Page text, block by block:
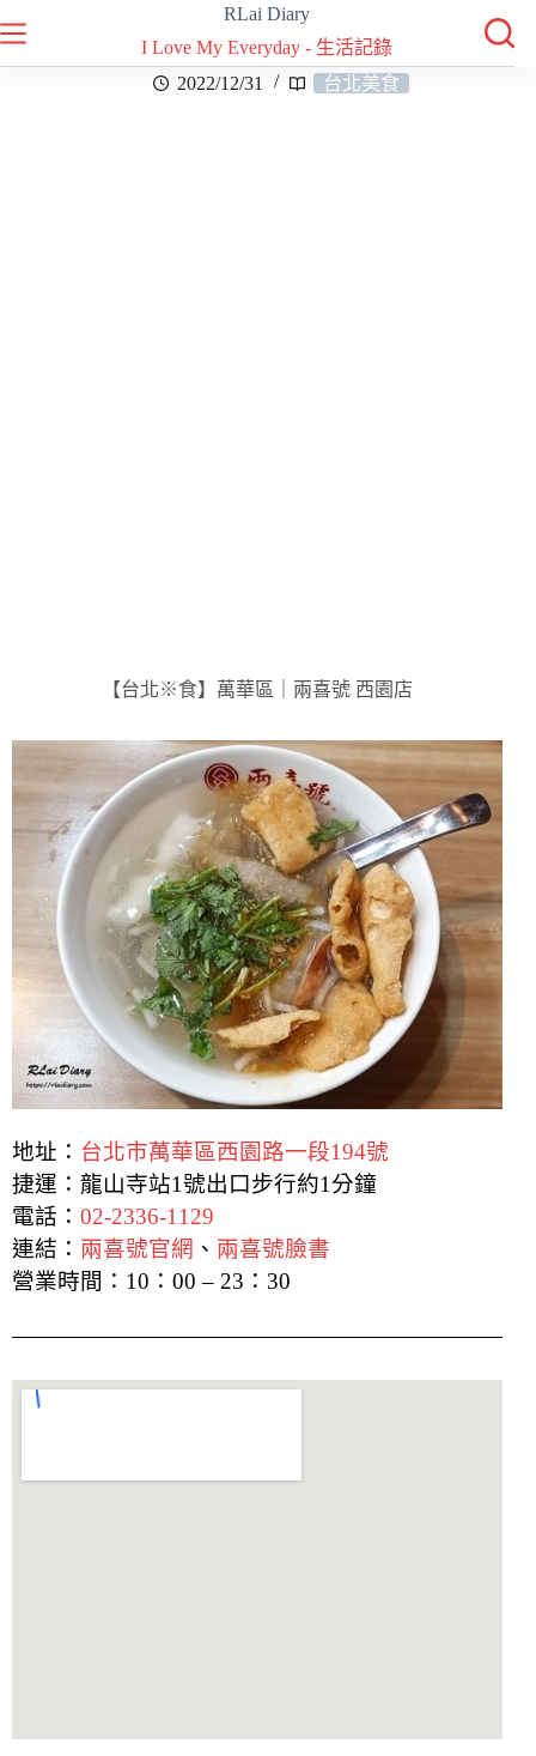
RLai Diary
I Love My Everyday - 生活記錄
2022/12/31
台北美食
【台北※食】萬華區｜兩喜號 西園店
地址： 台北市萬華區西園路一段194號
捷運：龍山寺站1號出口步行約1分鐘
電話： 02-2336-1129
連結： 兩喜號官網 、 兩喜號臉書
營業時間：10：00 – 23：30